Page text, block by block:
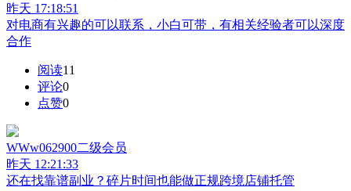
昨天 17:18:51
对电商有兴趣的可以联系，小白可带，有相关经验者可以深度
合作
阅读11
评论0
点赞0
WWw062900二级会员
昨天 12:21:33
还在找靠谱副业？碎片时间也能做正规跨境店铺托管